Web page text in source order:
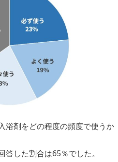
浴剤をどの程度の頻度で使うか
した割合は65％でした。